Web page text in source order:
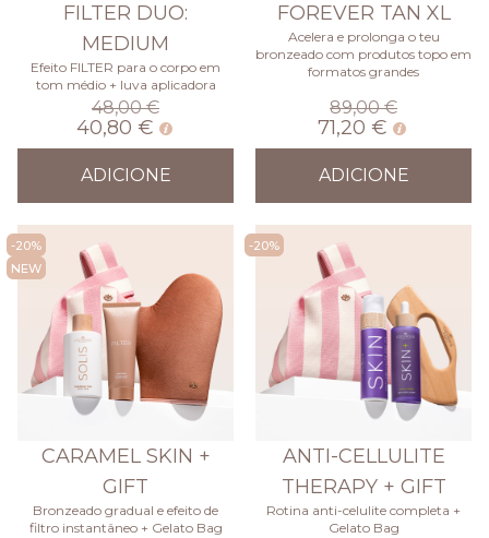
FILTER DUO:
MEDIUM
Efeito FILTER para o corpo em
tom médio + luva aplicadora
48,00 €
40,80 €
ADICIONE
FOREVER TAN XL
Acelera e prolonga o teu
bronzeado com produtos topo em
formatos grandes
89,00 €
71,20 €
ADICIONE
-20%
NEW
CARAMEL SKIN +
GIFT
Bronzeado gradual e efeito de
filtro instantâneo + Gelato Bag
-20%
ANTI-CELLULITE
THERAPY + GIFT
Rotina anti-celulite completa +
Gelato Bag